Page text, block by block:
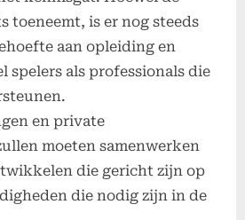
toeneemt, is er nog steeds
aan opleiding en
spelers als professionals die
en private
moeten samenwerken
die gericht zijn op
die nodig zijn in de